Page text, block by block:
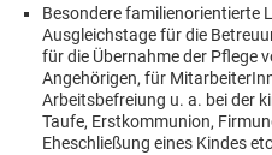
Besondere familienorientierte
Ausgleichstage für die
für die Übernahme der Pflege
Angehörigen, für
Arbeitsbefreiung u. a. bei der
Taufe, Erstkommunion,
Eheschließung eines Kindes